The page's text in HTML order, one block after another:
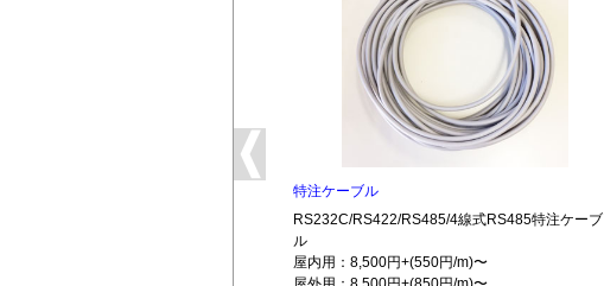
特注ケーブル
RS232C/RS422/RS485/4線式RS485特注ケーブ
ル
屋内用：8,500円+(550円/m)〜